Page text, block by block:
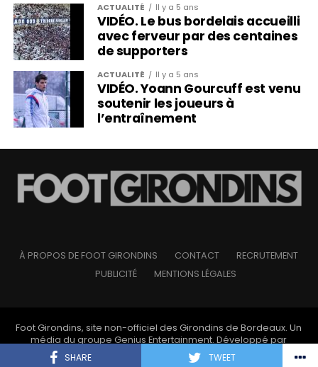
SHARE TWEET
ACTUALITÉ Il y a 5 ans
VIDÉO. Le bus bordelais accueilli
avec ferveur par des centaines
de supporters
ACTUALITÉ Il y a 5 ans
VIDÉO. Yoann Gourcuff est venu
soutenir les joueurs à
l’entraînement
À PROPOS DE FOOT GIRONDINS CONTACT
RECRUTEMENT
PUBLICITÉ
MENTIONS LÉGALES
Foot Girondins, site non-officiel des Girondins de Bordeaux. Un
média du groupeGenius Entertainment. Développé par
agence web Developeo.